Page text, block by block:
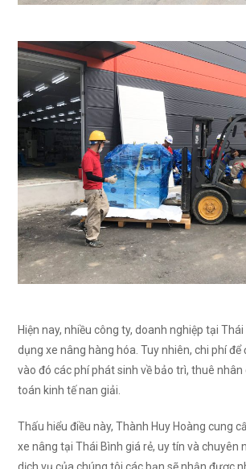
Hiện nay, nhiều công ty, doanh nghiệp tại
dụng xe nâng hàng hóa. Tuy nhiên, chi phí
vào đó các phí phát sinh về bảo trì, thuê nhân
toán kinh tế nan giải.
Thấu hiểu điều này, Thành Huy Hoàng cung
xe nâng tại Thái Bình giá rẻ, uy tín và chuyên